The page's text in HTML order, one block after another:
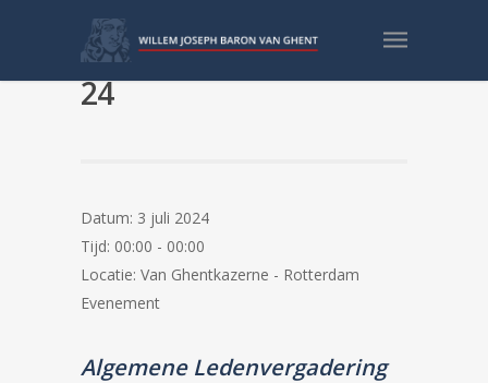
Binnenkomst POTOM
24
Datum: 3 juli 2024
Tijd: 00:00 - 00:00
Locatie: Van Ghentkazerne - Rotterdam
Evenement
Algemene Ledenvergadering